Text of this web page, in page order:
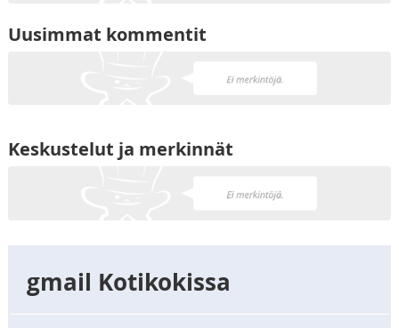
Uusimmat kommentit
Keskustelut ja merkinnät
gmail Kotikokissa